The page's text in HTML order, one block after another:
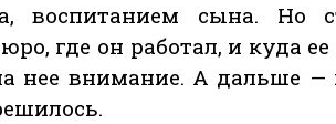
воспитанием сына. Но
где он работал, и куда
нее внимание. А дальше —